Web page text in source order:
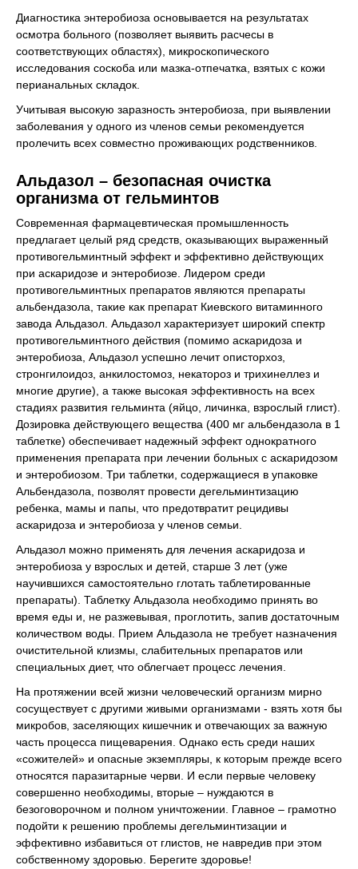
Диагностика энтеробиоза основывается на результатах
осмотра больного (позволяет выявить расчесы в
соответствующих областях), микроскопического
исследования соскоба или мазка-отпечатка, взятых с кожи
перианальных складок.
Учитывая высокую заразность энтеробиоза, при выявлении
заболевания у одного из членов семьи рекомендуется
пролечить всех совместно проживающих родственников.
Альдазол – безопасная очистка
организма от гельминтов
Современная фармацевтическая промышленность
предлагает целый ряд средств, оказывающих выраженный
противогельминтный эффект и эффективно действующих
при аскаридозе и энтеробиозе. Лидером среди
противогельминтных препаратов являются препараты
альбендазола, такие как препарат Киевского витаминного
завода Альдазол. Альдазол характеризует широкий спектр
противогельминтного действия (помимо аскаридоза и
энтеробиоза, Альдазол успешно лечит описторхоз,
стронгилоидоз, анкилостомоз, некатороз и трихинеллез и
многие другие), а также высокая эффективность на всех
стадиях развития гельминта (яйцо, личинка, взрослый глист).
Дозировка действующего вещества (400 мг альбендазола в 1
таблетке) обеспечивает надежный эффект однократного
применения препарата при лечении больных с аскаридозом
и энтеробиозом. Три таблетки, содержащиеся в упаковке
Альбендазола, позволят провести дегельминтизацию
ребенка, мамы и папы, что предотвратит рецидивы
аскаридоза и энтеробиоза у членов семьи.
Альдазол можно применять для лечения аскаридоза и
энтеробиоза у взрослых и детей, старше 3 лет (уже
научившихся самостоятельно глотать таблетированные
препараты). Таблетку Альдазола необходимо принять во
время еды и, не разжевывая, проглотить, запив достаточным
количеством воды. Прием Альдазола не требует назначения
очистительной клизмы, слабительных препаратов или
специальных диет, что облегчает процесс лечения.
На протяжении всей жизни человеческий организм мирно
сосуществует с другими живыми организмами - взять хотя бы
микробов, заселяющих кишечник и отвечающих за важную
часть процесса пищеварения. Однако есть среди наших
«сожителей» и опасные экземпляры, к которым прежде всего
относятся паразитарные черви. И если первые человеку
совершенно необходимы, вторые – нуждаются в
безоговорочном и полном уничтожении. Главное – грамотно
подойти к решению проблемы дегельминтизации и
эффективно избавиться от глистов, не навредив при этом
собственному здоровью. Берегите здоровье!